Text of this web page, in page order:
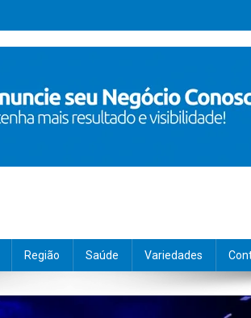
Região Saúde Variedades